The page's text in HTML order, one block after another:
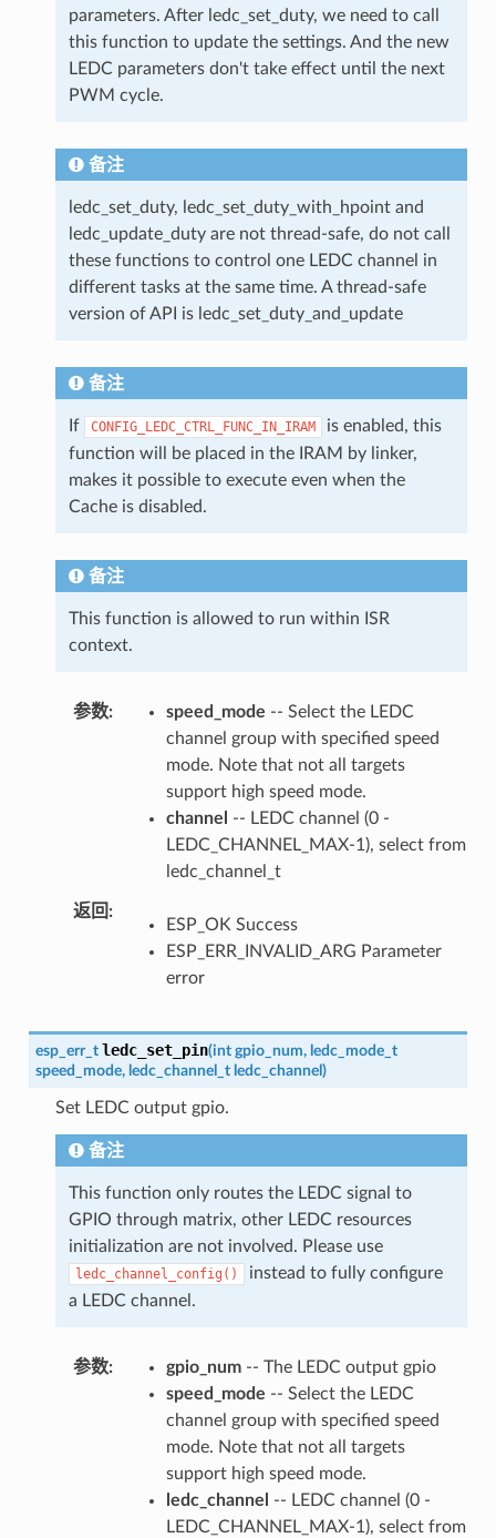
parameters. After ledc_set_duty, we need to call
this function to update the settings. And the new
LEDC parameters don't take effect until the next
PWM cycle.
备注
ledc_set_duty, ledc_set_duty_with_hpoint and
ledc_update_duty are not thread-safe, do not call
these functions to control one LEDC channel in
different tasks at the same time. A thread-safe
version of API is ledc_set_duty_and_update
备注
If CONFIG_LEDC_CTRL_FUNC_IN_IRAM
is enabled, this
function will be placed in the IRAM by linker,
makes it possible to execute even when the
Cache is disabled.
备注
This function is allowed to run within ISR
context.
参数 speed_mode -- Select the LEDC
channel group with specified speed
mode. Note that not all targets
support high speed mode.
channel
-- LEDC channel (0 -
LEDC_CHANNEL_MAX-1), select from
ledc_channel_t
返回
ESP_OK Success
ESP_ERR_INVALID_ARG Parameter
error
esp_err_t ledc_set_pin(int gpio_num, ledc_mode_t
speed_mode, ledc_channel_t ledc_channel )
Set LEDC output gpio.
备注
This function only routes the LEDC signal to
GPIO through matrix, other LEDC resources
initialization are not involved. Please use
ledc_channel_config()
instead to fully configure
a LEDC channel.
参数 gpio_num-- The LEDC output gpio
speed_mode -- Select the LEDC
channel group with specified speed
mode. Note that not all targets
support high speed mode.
ledc_channel
-- LEDC channel (0 -
LEDC_CHANNEL_MAX-1), select from